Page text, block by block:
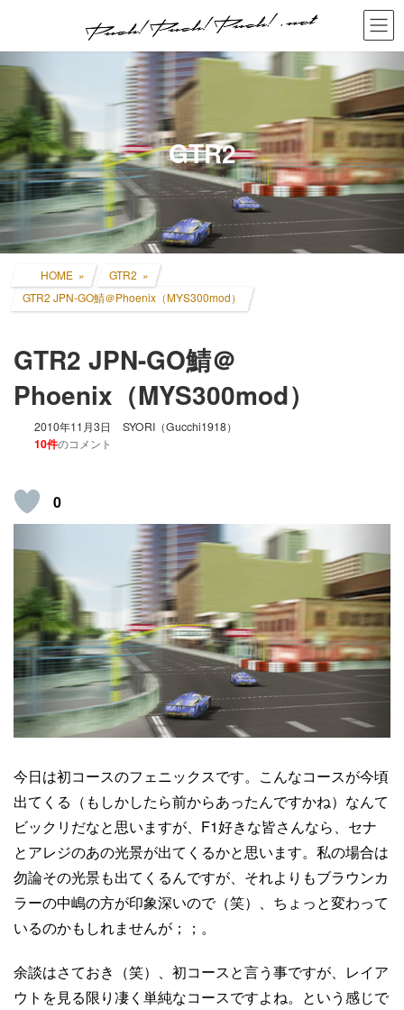
ン
ス
キ
ッ
プ
ー
ン
に
移
動
GTR2
HOME
GTR2
GTR2 JPN-GO鯖＠Phoenix（MYS300mod）
GTR2 JPN-GO鯖＠
Phoenix（MYS300mod）
2010年11月3日 SYORI（Gucchi1918）
10件のコメント
0
今日は初コースのフェニックスです。こんなコースが今頃
出てくる（もしかしたら前からあったんですかね）なんて
ビックリだなと思いますが、F1好きな皆さんなら、セナ
とアレジのあの光景が出てくるかと思います。私の場合は
勿論その光景も出てくるんですが、それよりもブラウンカ
ラーの中嶋の方が印象深いので（笑）、ちょっと変わって
いるのかもしれませんが；；。
余談はさておき（笑）、初コースと言う事ですが、レイア
ウトを見る限り凄く単純なコースですよね。という感じで